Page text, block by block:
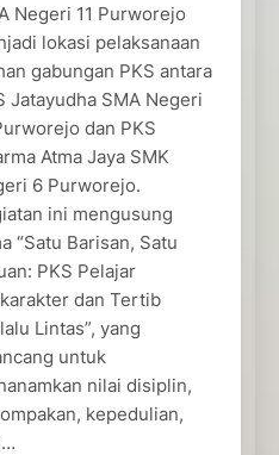
Negeri 11 Purworejo
lokasi pelaksanaan
gabungan PKS antara
Jatayudha SMA Negeri
dan PKS
Atma Jaya SMK
6 Purworejo.
ini mengusung
“Satu Barisan, Satu
PKS Pelajar
dan Tertib
Lintas”, yang
untuk
nilai disiplin,
kepedulian,